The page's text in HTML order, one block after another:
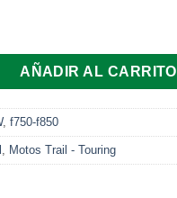
II 2022 cantidad
AÑADIR AL CARRITO
, f750-f850
Motos Trail - Touring